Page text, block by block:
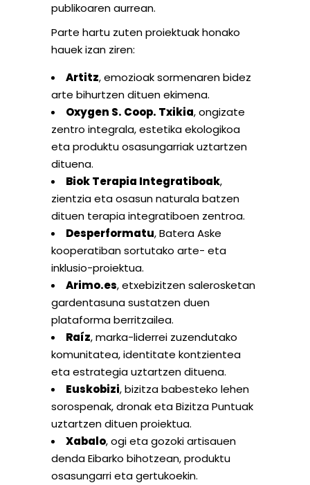
publikoaren aurrean.
Parte hartu zuten proiektuak honako
hauek izan ziren:
Artitz, emozioak sormenaren bidez
arte bihurtzen dituen ekimena.
Oxygen S. Coop. Txikia, ongizate
zentro integrala, estetika ekologikoa
eta produktu osasungarriak uztartzen
dituena.
Biok Terapia Integratiboak,
zientzia eta osasun naturala batzen
dituen terapia integratiboen zentroa.
Desperformatu, Batera Aske
kooperatiban sortutako arte- eta
inklusio-proiektua.
Arimo.es, etxebizitzen salerosketan
gardentasuna sustatzen duen
plataforma berritzailea.
Raíz, marka-liderrei zuzendutako
komunitatea, identitate kontzientea
eta estrategia uztartzen dituena.
Euskobizi, bizitza babesteko lehen
sorospenak, dronak eta Bizitza Puntuak
uztartzen dituen proiektua.
Xabalo, ogi eta gozoki artisauen
denda Eibarko bihotzean, produktu
osasungarri eta gertukoekin.